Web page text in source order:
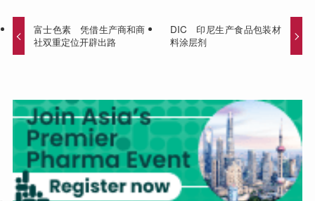
富士色素 凭借生产商和商
社双重定位开辟出路
DIC 印尼生产食品包装材
料涂层剂